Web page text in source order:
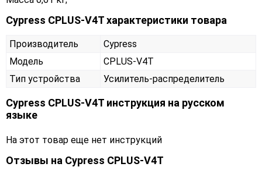
Cypress CPLUS-V4T характеристики товара
Производитель
Cypress
Модель
CPLUS-V4T
Тип устройства
Усилитель-распределитель
Cypress CPLUS-V4T инструкция на русском
языке
На этот товар еще нет инструкций
Отзывы на Cypress CPLUS-V4T